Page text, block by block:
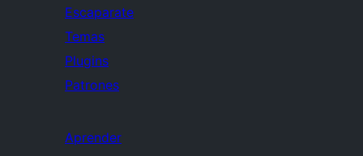
Escaparate
Temas
Plugins
Patrones
Aprender